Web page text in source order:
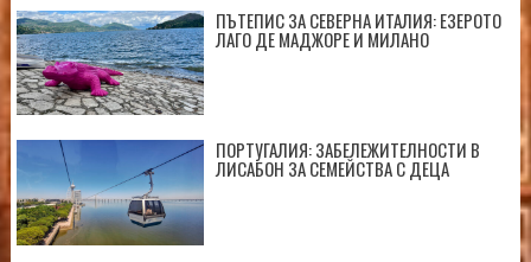
ПЪТЕПИС ЗА СЕВЕРНА ИТАЛИЯ: ЕЗЕРОТО
ЛАГО ДЕ МАДЖОРЕ И МИЛАНО
ПОРТУГАЛИЯ: ЗАБЕЛЕЖИТЕЛНОСТИ В
ЛИСАБОН ЗА СЕМЕЙСТВА С ДЕЦА